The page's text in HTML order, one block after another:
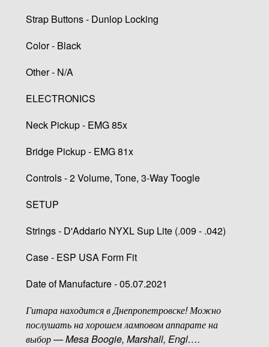
Strap Buttons - Dunlop Locking
Color - Black
Other - N/A
ELECTRONICS
Neck Pickup - EMG 85x
Bridge Pickup - EMG 81x
Controls - 2 Volume, Tone, 3-Way Toogle
SETUP
Strings - D'Addario NYXL Sup Lite (.009 - .042)
Case - ESP USA Form Fit
Date of Manufacture - 05.07.2021
Гитара находится в Днепропетровске! Можно
послушать на хорошем ламповом аппарате на
выбор — Mesa Boogie, Marshall, Engl….